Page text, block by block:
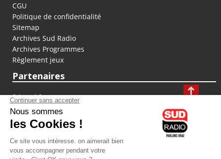
CGU
Politique de confidentialité
Sitemap
Archives Sud Radio
Archives Programmes
Règlement jeux
Partenaires
fiducial.fr
lyoncapitale.fr
olympique-et-lyonnais.com
L'application Iphone / Android